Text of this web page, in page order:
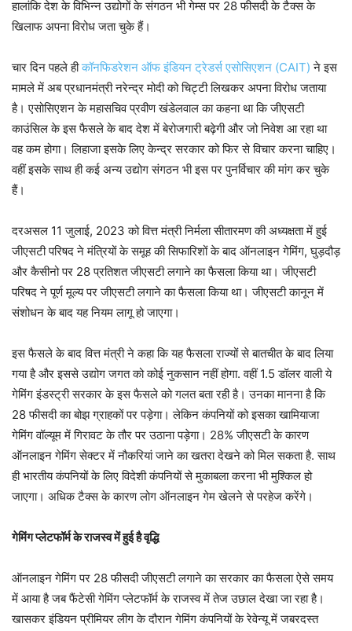
हालांकि देश के विभिन्न उद्योगों के संगठन भी गेम्स पर 28 फीसदी के टैक्स के
खिलाफ अपना विरोध जता चुके हैं।
चार दिन पहले हीकॉनफिडरेशन ऑफ इंडियन ट्रेडर्स एसोसिएशन (CAIT) ने इस
मामले में अब प्रधानमंत्री नरेन्द्र मोदी को चिट्टी लिखकर अपना विरोध जताया
है। एसोसिएशन के महासचिव प्रवीण खंडेलवाल का कहना था कि जीएसटी
काउंसिल के इस फैसले के बाद देश में बेरोजगारी बढ़ेगी और जो निवेश आ रहा था
वह कम होगा। लिहाजा इसके लिए केन्द्र सरकार को फिर से विचार करना चाहिए।
वहीं इसके साथ ही कई अन्य उद्योग संगठन भी इस पर पुनर्विचार की मांग कर चुके
हैं।
दरअसल 11 जुलाई, 2023 को वित्त मंत्री निर्मला सीतारमण की अध्यक्षता में हुई
जीएसटी परिषद ने मंत्रियों के समूह की सिफारिशों के बाद ऑनलाइन गेमिंग, घुड़दौड़
और कैसीनो पर 28 प्रतिशत जीएसटी लगाने का फैसला किया था। जीएसटी
परिषद ने पूर्ण मूल्य पर जीएसटी लगाने का फैसला किया था। जीएसटी कानून में
संशोधन के बाद यह नियम लागू हो जाएगा।
इस फैसले के बाद वित्त मंत्री ने कहा कि यह फैसला राज्यों से बातचीत के बाद लिया
गया है और इससे उद्योग जगत को कोई नुकसान नहीं होगा. वहीं 1.5 डॉलर वाली ये
गेमिंग इंडस्ट्री सरकार के इस फैसले को गलत बता रही है। उनका मानना है कि
28 फीसदी का बोझ ग्राहकों पर पड़ेगा। लेकिन कंपनियों को इसका खामियाजा
गेमिंग वॉल्यूम में गिरावट के तौर पर उठाना पड़ेगा। 28% जीएसटी के कारण
ऑनलाइन गेमिंग सेक्टर में नौकरियां जाने का खतरा देखने को मिल सकता है. साथ
ही भारतीय कंपनियों के लिए विदेशी कंपनियों से मुकाबला करना भी मुश्किल हो
जाएगा। अधिक टैक्स के कारण लोग ऑनलाइन गेम खेलने से परहेज करेंगे।
गेमिंग प्लेटफॉर्म के राजस्व में हुई है वृद्धि
ऑनलाइन गेमिंग पर 28 फीसदी जीएसटी लगाने का सरकार का फैसला ऐसे समय
में आया है जब फैंटेसी गेमिंग प्लेटफॉर्म के राजस्व में तेज उछाल देखा जा रहा है।
खासकर इंडियन प्रीमियर लीग के दौरान गेमिंग कंपनियों के रेवेन्यू में जबरदस्त